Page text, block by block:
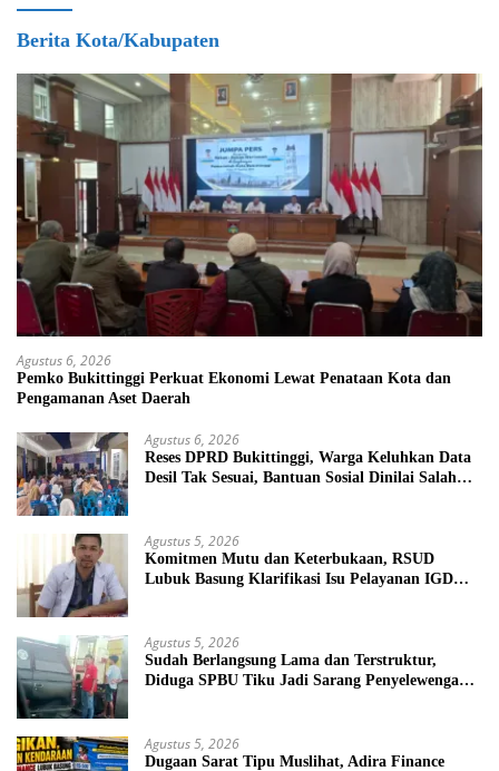
Berita Kota/Kabupaten
Agustus 6, 2026
Pemko Bukittinggi Perkuat Ekonomi Lewat Penataan Kota dan
Pengamanan Aset Daerah
Agustus 6, 2026
Reses DPRD Bukittinggi, Warga Keluhkan Data
Desil Tak Sesuai, Bantuan Sosial Dinilai Salah
Agustus 5, 2026
Komitmen Mutu dan Keterbukaan, RSUD
Lubuk Basung Klarifikasi Isu Pelayanan IGD
Agustus 5, 2026
Sudah Berlangsung Lama dan Terstruktur,
Diduga SPBU Tiku Jadi Sarang Penyelewengan
Agustus 5, 2026
Dugaan Sarat Tipu Muslihat, Adira Finance